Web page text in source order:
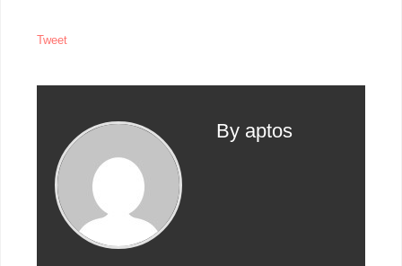
Tweet
By aptos